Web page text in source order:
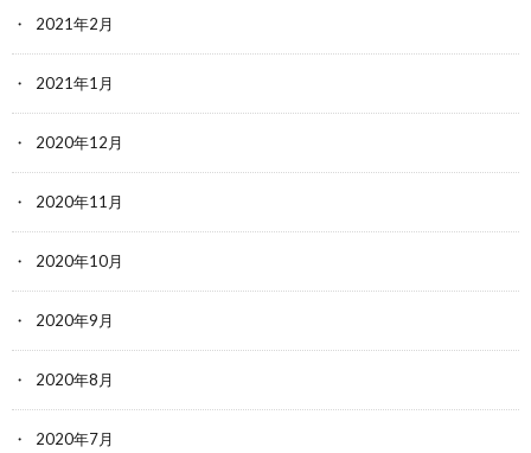
2021年2月
2021年1月
2020年12月
2020年11月
2020年10月
2020年9月
2020年8月
2020年7月